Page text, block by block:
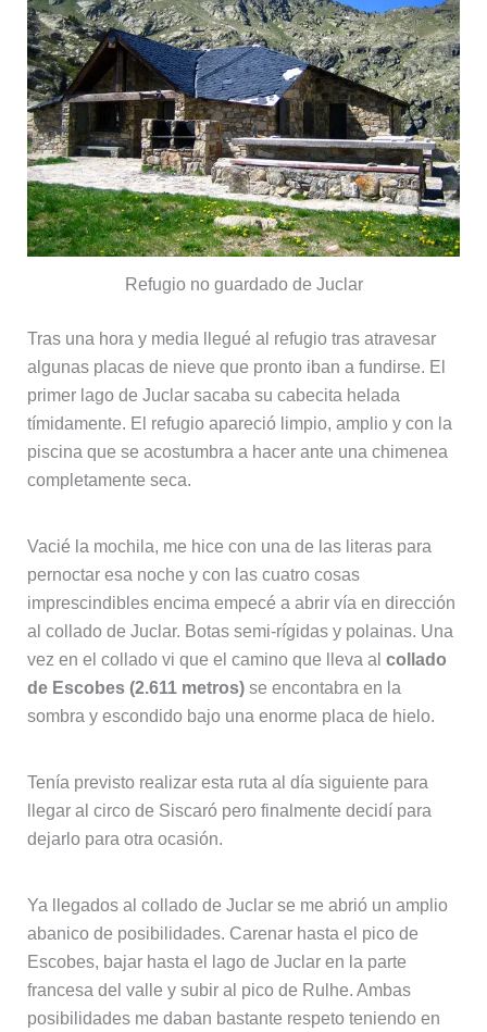
Refugio no guardado de Juclar
Tras una hora y media llegué al refugio tras atravesar
algunas placas de nieve que pronto iban a fundirse. El
primer lago de Juclar sacaba su cabecita helada
tímidamente. El refugio apareció limpio, amplio y con la
piscina que se acostumbra a hacer ante una chimenea
completamente seca.
Vacié la mochila, me hice con una de las literas para
pernoctar esa noche y con las cuatro cosas
imprescindibles encima empecé a abrir vía en dirección
al collado de Juclar. Botas semi-rígidas y polainas. Una
vez en el collado vi que el camino que lleva al collado
de Escobes (2.611 metros)se encontabra en la
sombra y escondido bajo una enorme placa de hielo.
Tenía previsto realizar esta ruta al día siguiente para
llegar al circo de Siscaró pero finalmente decidí para
dejarlo para otra ocasión.
Ya llegados al collado de Juclar se me abrió un amplio
abanico de posibilidades. Carenar hasta el pico de
Escobes, bajar hasta el lago de Juclar en la parte
francesa del valle y subir al pico de Rulhe. Ambas
posibilidades me daban bastante respeto teniendo en